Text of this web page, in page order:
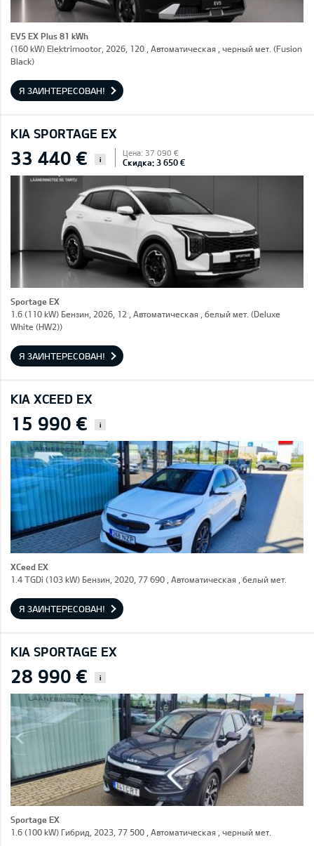
EV5 EX Plus 81 kWh
(160 kW) Elektrimootor, 2026, 120 , Автоматическая , черный мет. (Fusion
Black)
Я ЗАИНТЕРЕСОВАН!
KIA SPORTAGE EX
33 440 € i
Цена: 37 090 €
Скидка: 3 650 €
Sportage EX
1.6 (110 kW) Бензин, 2026, 12 , Автоматическая , белый мет. (Deluxe
White (HW2))
Я ЗАИНТЕРЕСОВАН!
KIA XCEED EX
15 990 € i
XCeed EX
1.4 TGDi (103 kW) Бензин, 2020, 77 690 , Автоматическая , белый мет.
Я ЗАИНТЕРЕСОВАН!
KIA SPORTAGE EX
28 990 € i
Sportage EX
1.6 (100 kW) Гибрид, 2023, 77 500 , Автоматическая , черный мет.